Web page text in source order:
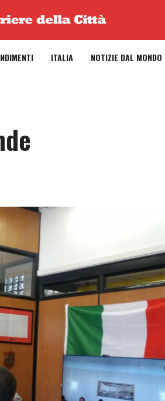
ITALIA NOTIZIE DAL MONDO